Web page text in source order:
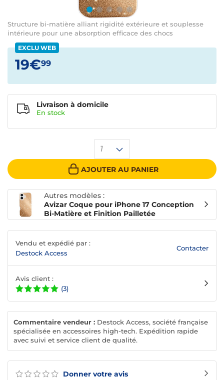
Structure bi-matière alliant rigidité extérieure et souplesse
intérieure pour une absorption efficace des chocs
Donner votre avis
EXCLU WEB
19€99
1
AJOUTER AU PANIER
Livraison à domicile
En stock
Autres modèles :
Avizar Coque pour iPhone 17 Conception
Bi-Matière et Finition Pailletée
Vendu et expédié par :
Destock Access
Contacter
Avis client :
(3)
Commentaire vendeur : Destock Access, société française
spécialisée en accessoires high-tech. Expédition rapide
avec suivi et service client de qualité.